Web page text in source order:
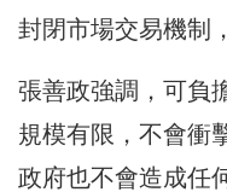
封閉市場交易機制
張善政強調，可負
規模有限，不會衝
政府也不會造成任